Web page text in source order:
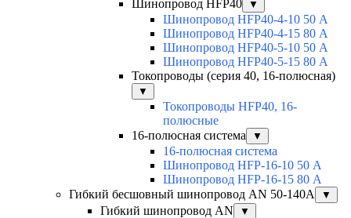
Шинопровод HFP40
▼
Шинопровод HFP40-4-10 50 А
Шинопровод HFP40-4-15 80 А
Шинопровод HFP40-5-10 50 А
Шинопровод HFP40-5-15 80 А
Токопроводы (серия 40, 16-полюсная)
▼
Токопроводы HFP40, 16-
полюсные
16-полюсная система
▼
16-полюсная система
Шинопровод HFP-16-10 50 А
Шинопровод HFP-16-15 80 А
Гибкий бесшовный шинопровод AN 50-140А
▼
Гибкий шинопровод AN ▼